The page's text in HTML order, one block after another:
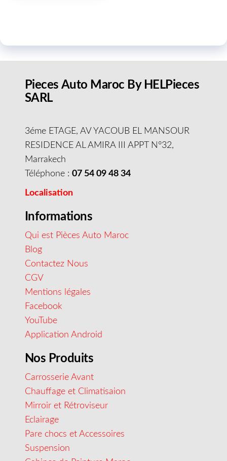
Pieces Auto Maroc By HELPieces
SARL
3éme ETAGE, AV YACOUB EL MANSOUR
RESIDENCE AL AMIRA III APPT N°32,
Marrakech
Téléphone : 07 54 09 48 34
Localisation
Informations
Qui est Pièces Auto Maroc
Blog
Contactez Nous
CGV
Mentions légales
Facebook
YouTube
Application Android
Nos Produits
Carrosserie Avant
Chauffage et Climatisaion
Mirroir et Rétroviseur
Eclairage
Pare chocs et Accessoires
Suspension